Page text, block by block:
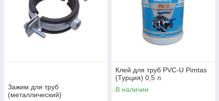
Зажим для труб
(металлический)
Клей для труб PVC-U Pimtas
(Турция) 0,5 л
В наличии